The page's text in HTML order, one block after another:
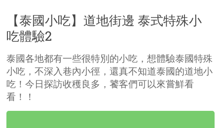
【泰國小吃】道地街邊 泰式特殊小
吃體驗2
泰國各地都有一些很特別的小吃，想體驗泰國特殊
小吃，不深入巷內小徑，還真不知道泰國的道地小
吃！今日探訪收穫良多，饕客們可以來嘗鮮看
看！！